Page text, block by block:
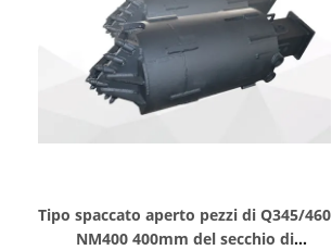
Tipo spaccato aperto pezzi di Q345/460
NM400 400mm del secchio di